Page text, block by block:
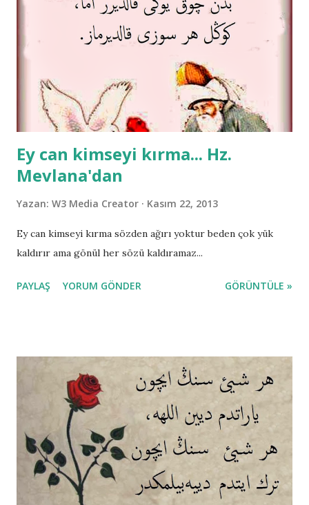
Ey can kimseyi kırma... Hz.
Mevlana'dan
Yazan: W3 Media Creator Kasım 22, 2013
Ey can kimseyi kırma sözden ağırı yoktur beden çok yük
kaldırır ama gönül her sözü kaldıramaz...
PAYLAŞ YORUM GÖNDER GÖRÜNTÜLE »